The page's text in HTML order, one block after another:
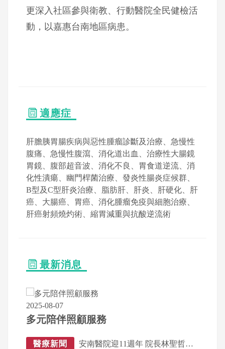
更深入社區參與衛教、行動醫院全民健檢活
動，以嘉惠台南地區病患。
適應症
肝膽胰胃腸疾病與惡性腫瘤診斷及治療、急慢性
腹痛、急慢性腹瀉、消化道出血、治療性大腸鏡
胃鏡、腹部超音波、消化不良、胃食道逆流、消
化性潰瘍、幽門桿菌治療、發炎性腸炎症候群、
B型及C型肝炎治療、脂肪肝、肝炎、肝硬化、肝
癌、大腸癌、胃癌、消化腫瘤免疫與細胞治療、
肝癌射頻燒灼術、縮胃減重與抗酸逆流術
最新消息
2025-08-07
多元陪伴照顧服務
醫療新聞
安南醫院迎11週年 院長林聖哲：續打造尖端醫療 往醫學中心邁進